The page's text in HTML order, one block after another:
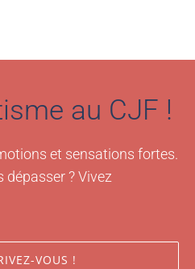
au CJF !
et sensations fortes.
dépasser ? Vivez
VOUS !